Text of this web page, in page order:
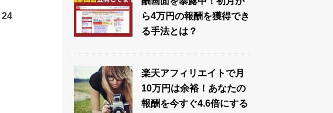
24
ら4万円の報酬を獲得でき
る手法とは？
楽天アフィリエイトで月
10万円は余裕！あなたの
報酬を今すぐ4.6倍にする